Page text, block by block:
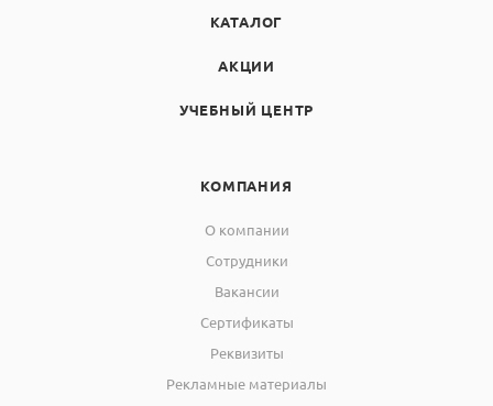
КАТАЛОГ
АКЦИИ
УЧЕБНЫЙ ЦЕНТР
КОМПАНИЯ
О компании
Сотрудники
Вакансии
Сертификаты
Реквизиты
Рекламные материалы